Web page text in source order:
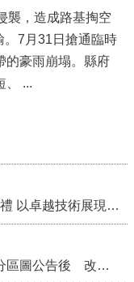
襲，造成路基掏空
。7月31日搶通臨時
的豪雨崩塌。縣府
10日邀中央及南庄鄉公所現勘，研議短、 ...
2026 年苗栗縣東方美人茶評鑑頒獎典禮 以卓越技術展現頂尖製茶實力！
「土地不會「兩套都管」！國土功能分區圖公告後 改依《國土計畫法》管制」